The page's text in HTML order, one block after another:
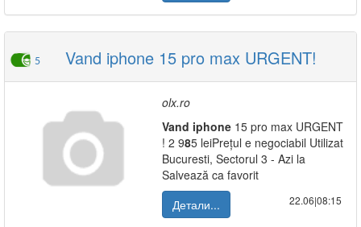
5 Vand iphone 15 pro max URGENT!
olx.ro
Vand iphone 15 pro max URGENT
! 2 985 leiPrețul e negociabil Utilizat
Bucuresti, Sectorul 3 - Azi la
Salvează ca favorit
Детали...
22.06|08:15